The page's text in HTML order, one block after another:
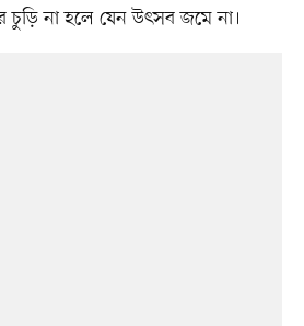
না হলে যেন উৎসব জমে না।